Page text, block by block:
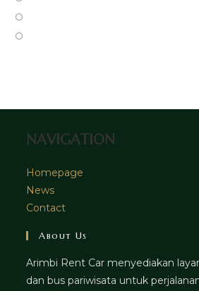
NAVIGATION
Homepage
News
Contact
About Us
Arimbi Rent Car menyediakan
dan bus pariwisata untuk